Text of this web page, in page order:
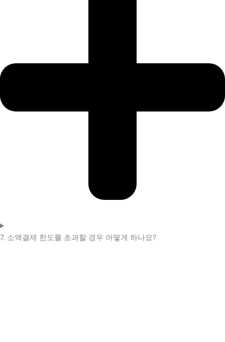
7. 소액결제 한도를 초과할 경우 어떻게 하나요?